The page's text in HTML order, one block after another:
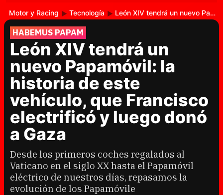
Motor y Racing Tecnología León XIV tendrá un nuevo Papamóvil: la historia de este vehículo, que Francisco electrificó y luego donó a Gaza
HABEMUS PAPAM
León XIV tendrá un
nuevo Papamóvil: la
historia de este
vehículo, que Francisco
electrificó y luego donó
a Gaza
Desde los primeros coches regalados al
Vaticano en el siglo XX hasta el Papamóvil
eléctrico de nuestros días, repasamos la
evolución de los Papamóvile